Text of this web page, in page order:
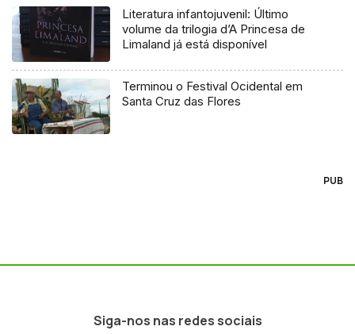
Literatura infantojuvenil: Último
volume da trilogia d’A Princesa de
Limaland já está disponível
Terminou o Festival Ocidental em
Santa Cruz das Flores
PUB
Siga-nos nas redes sociais